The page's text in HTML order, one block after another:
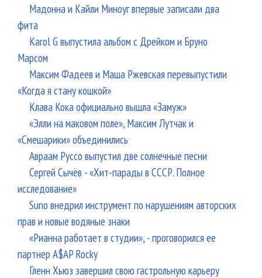
Мадонна и Кайли Миноуг впервые записали два
фита
Karol G выпустила альбом с Дрейком и Бруно
Марсом
Максим Фадеев и Маша Ржевская перевыпустили
«Когда я стану кошкой»
Клава Кока официально вышла «Замуж»
«Элли на маковом поле», Максим Лутчак и
«Смешарики» объединились
Авраам Руссо выпустил две солнечные песни
Сергей Сычёв - «Хит-парады в СССР. Полное
исследование»
Suno внедрил инструмент по нарушениям авторских
прав и новые водяные знаки
«Рианна работает в студии», - проговорился ее
партнер A$AP Rocky
Гленн Хьюз завершил свою гастрольную карьеру